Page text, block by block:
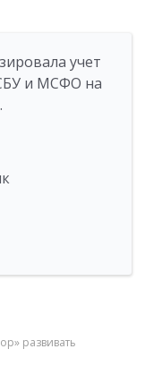
учет
и МСФО на
развивать